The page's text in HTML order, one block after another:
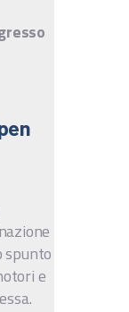
spunto
e